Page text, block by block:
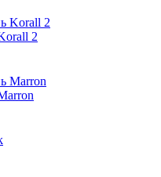
2